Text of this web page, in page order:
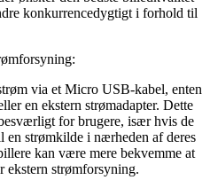
konkurrencedygtigt i forhold til
via et Micro USB-kabel, enten
en ekstern strømadapter. Dette
for brugere, især hvis de
en strømkilde i nærheden af deres
kan være mere bekvemme at
ekstern strømforsyning.